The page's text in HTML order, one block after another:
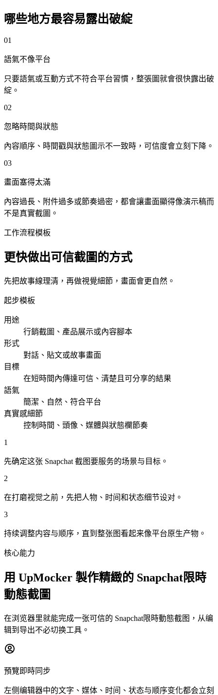
哪些地方最容易露出破綻
01
語氣不像平台
只要語氣或互動方式不符合平台習慣，整張圖就會很快露出破
綻。
02
忽略時間與狀態
內容順序、時間戳與狀態圖示不一致時，可信度會立刻下降。
03
畫面塞得太滿
內容過長、附件過多或節奏過密，都會讓畫面顯得像演示稿而
不是真實截圖。
工作流程模板
更快做出可信截圖的方式
先把故事線理清，再做視覺細節，畫面會更自然。
起步模板
用途
行銷截圖、產品展示或內容腳本
形式
對話、貼文或故事畫面
目標
在短時間內傳達可信、清楚且可分享的結果
語氣
簡潔、自然、符合平台
真實感細節
控制時間、頭像、媒體與狀態欄節奏
1
先确定这张 Snapchat 截图要服务的场景与目标。
2
在打磨视觉之前，先把人物、时间和状态细节设对。
3
持续调整内容与顺序，直到整张图看起来像平台原生产物。
核心能力
用 UpMocker 製作精緻的 Snapchat限時
動態截圖
在浏览器里就能完成一张可信的 Snapchat限時動態截图，从编
辑到导出不必切换工具。
預覽即時同步
左侧编辑器中的文字、媒体、时间、状态与顺序变化都会立刻